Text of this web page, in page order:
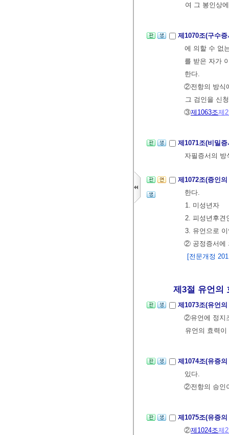
여 그 봉인상
제1070조(구수
에 의할 수 없
를 받은 자가
한다.
②전항의 방식
그 검인을 신
③제1063조제
제1071조(비밀
자필증서의
제1072조(증인
한다.
1. 미성년자
2. 피성년후견
3. 유언으로
② 공정증서에
[전문개정
제3절 유언의
제1073조(유언
②유언에 정지
유언의 효력이
제1074조(유증
있다.
②전항의 승인
제1075조(유증
②제1024조제